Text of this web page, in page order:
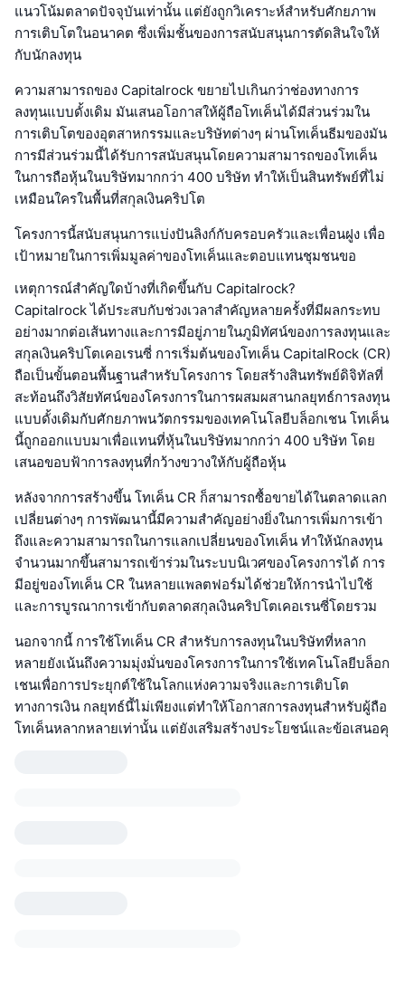
แนวโน้มตลาดปัจจุบันเท่านั้น แต่ยังถูกวิเคราะห์สำหรับศักยภาพ
การเติบโตในอนาคต ซึ่งเพิ่มชั้นของการสนับสนุนการตัดสินใจให้
กับนักลงทุน
ความสามารถของ Capitalrock ขยายไปเกินกว่าช่องทางการ
ลงทุนแบบดั้งเดิม มันเสนอโอกาสให้ผู้ถือโทเค็นได้มีส่วนร่วมใน
การเติบโตของอุตสาหกรรมและบริษัทต่างๆ ผ่านโทเค็นธีมของมัน
การมีส่วนร่วมนี้ได้รับการสนับสนุนโดยความสามารถของโทเค็น
ในการถือหุ้นในบริษัทมากกว่า 400 บริษัท ทำให้เป็นสินทรัพย์ที่ไม่
เหมือนใครในพื้นที่สกุลเงินคริปโต
โครงการนี้สนับสนุนการแบ่งปันลิงก์กับครอบครัวและเพื่อนฝูง เพื่อ
เป้าหมายในการเพิ่มมูลค่าของโทเค็นและตอบแทนชุมชนขอ
เหตุการณ์สำคัญใดบ้างที่เกิดขึ้นกับ Capitalrock?
Capitalrock ได้ประสบกับช่วงเวลาสำคัญหลายครั้งที่มีผลกระทบ
อย่างมากต่อเส้นทางและการมีอยู่ภายในภูมิทัศน์ของการลงทุนและ
สกุลเงินคริปโตเคอเรนซี่ การเริ่มต้นของโทเค็น CapitalRock (CR)
ถือเป็นขั้นตอนพื้นฐานสำหรับโครงการ โดยสร้างสินทรัพย์ดิจิทัลที่
สะท้อนถึงวิสัยทัศน์ของโครงการในการผสมผสานกลยุทธ์การลงทุน
แบบดั้งเดิมกับศักยภาพนวัตกรรมของเทคโนโลยีบล็อกเชน โทเค็น
นี้ถูกออกแบบมาเพื่อแทนที่หุ้นในบริษัทมากกว่า 400 บริษัท โดย
เสนอขอบฟ้าการลงทุนที่กว้างขวางให้กับผู้ถือหุ้น
หลังจากการสร้างขึ้น โทเค็น CR ก็สามารถซื้อขายได้ในตลาดแลก
เปลี่ยนต่างๆ การพัฒนานี้มีความสำคัญอย่างยิ่งในการเพิ่มการเข้า
ถึงและความสามารถในการแลกเปลี่ยนของโทเค็น ทำให้นักลงทุน
จำนวนมากขึ้นสามารถเข้าร่วมในระบบนิเวศของโครงการได้ การ
มีอยู่ของโทเค็น CR ในหลายแพลตฟอร์มได้ช่วยให้การนำไปใช้
และการบูรณาการเข้ากับตลาดสกุลเงินคริปโตเคอเรนซี่โดยรวม
นอกจากนี้ การใช้โทเค็น CR สำหรับการลงทุนในบริษัทที่หลาก
หลายยังเน้นถึงความมุ่งมั่นของโครงการในการใช้เทคโนโลยีบล็อก
เชนเพื่อการประยุกต์ใช้ในโลกแห่งความจริงและการเติบโต
ทางการเงิน กลยุทธ์นี้ไม่เพียงแต่ทำให้โอกาสการลงทุนสำหรับผู้ถือ
โทเค็นหลากหลายเท่านั้น แต่ยังเสริมสร้างประโยชน์และข้อเสนอคุ